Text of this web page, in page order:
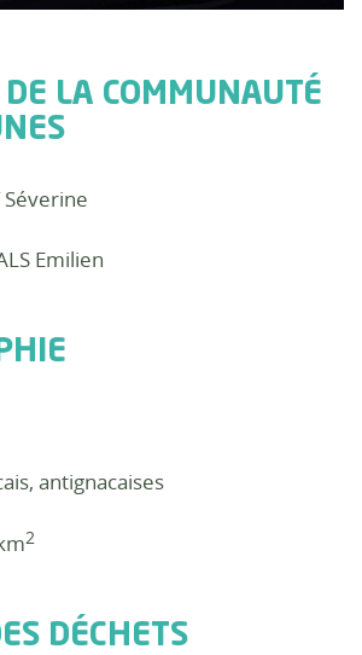
DE LA COMMUNAUTÉ
Séverine
Emilien
antignacaises
2
DÉCHETS